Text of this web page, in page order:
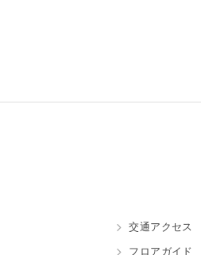
交通アクセス
フロアガイド